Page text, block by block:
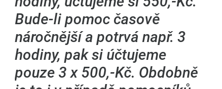
Bude-li pomoc časově
náročnější a potrvá např. 3
hodiny, pak si účtujeme
pouze 3 x 500,-Kč. Obdobně